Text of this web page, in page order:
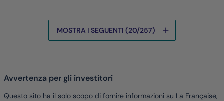
MOSTRA I SEGUENTI (20/257)
Avvertenza per gli investitori
Questo sito ha il solo scopo di fornire informazioni su La Française,